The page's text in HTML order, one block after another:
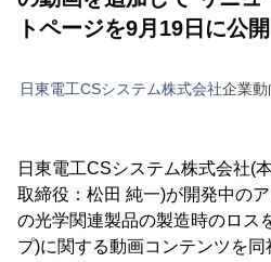
トページを9月19日に公開
日東電工CSシステム株式会社企業動
日東電工CSシステム株式会社(
取締役：松田 純一)が開発中の
の光学関連製品の製造時のロス
プ)に関する動画コンテンツを